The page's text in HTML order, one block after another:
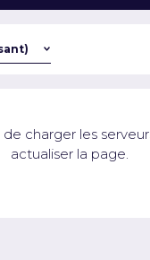
charger les
actualiser la page.